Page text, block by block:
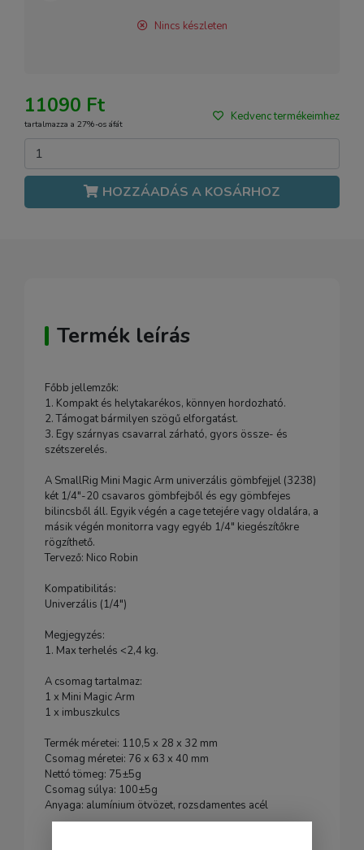
Nincs készleten
11090 Ft
tartalmazza a 27%-os áfát
Kedvenc termékeimhez
HOZZÁADÁS A KOSÁRHOZ
Termék leírás
Főbb jellemzők:
1. Kompakt és helytakarékos, könnyen hordozható.
2. Támogat bármilyen szögű elforgatást.
3. Egy szárnyas csavarral zárható, gyors össze- és
szétszerelés.
A SmallRig Mini Magic Arm univerzális gömbfejjel (3238)
két 1/4"-20 csavaros gömbfejből és egy gömbfejes
bilincsből áll. Egyik végén a cage tetejére vagy oldalára, a
másik végén monitorra vagy egyéb 1/4" kiegészítőkre
rögzíthető.
Tervező: Nico Robin
Kompatibilitás:
Univerzális (1/4")
Megjegyzés:
1. Max terhelés <2,4 kg.
A csomag tartalmaz:
1 x Mini Magic Arm
1 x imbuszkulcs
Termék méretei: 110,5 x 28 x 32 mm
Csomag méretei: 76 x 63 x 40 mm
Nettó tömeg: 75±5g
Csomag súlya: 100±5g
Anyaga: alumínium ötvözet, rozsdamentes acél